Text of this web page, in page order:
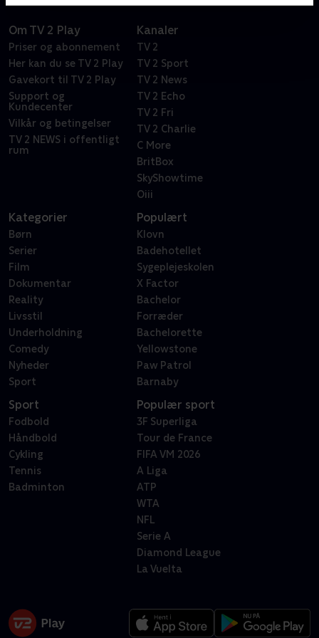
Om TV 2 Play
Priser og abonnement
Her kan du se TV 2 Play
Gavekort til TV 2 Play
Support og
Kundecenter
Vilkår og betingelser
TV 2 NEWS i offentligt
rum
Kanaler
TV 2
TV 2 Sport
TV 2 News
TV 2 Echo
TV 2 Fri
TV 2 Charlie
C More
BritBox
SkyShowtime
Oiii
Kategorier
Børn
Serier
Film
Dokumentar
Reality
Livsstil
Underholdning
Comedy
Nyheder
Sport
Populært
Klovn
Badehotellet
Sygeplejeskolen
X Factor
Bachelor
Forræder
Bachelorette
Yellowstone
Paw Patrol
Barnaby
Sport
Fodbold
Håndbold
Cykling
Tennis
Badminton
Populær sport
3F Superliga
Tour de France
FIFA VM 2026
A Liga
ATP
WTA
NFL
Serie A
Diamond League
La Vuelta